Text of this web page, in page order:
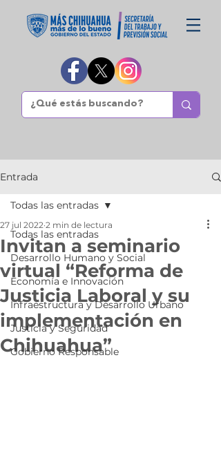
Entrada
Todas las entradas
Desarrollo Humano y Social
Economía e Innovación
Infraestructura y Desarrollo Urbano
Justicia y Seguridad
Gobierno Responsable
Todas las entradas
Invitan a seminario
virtual “Reforma de
Justicia Laboral y su
implementación en
Chihuahua”
27 jul 2022 2 min de lectura